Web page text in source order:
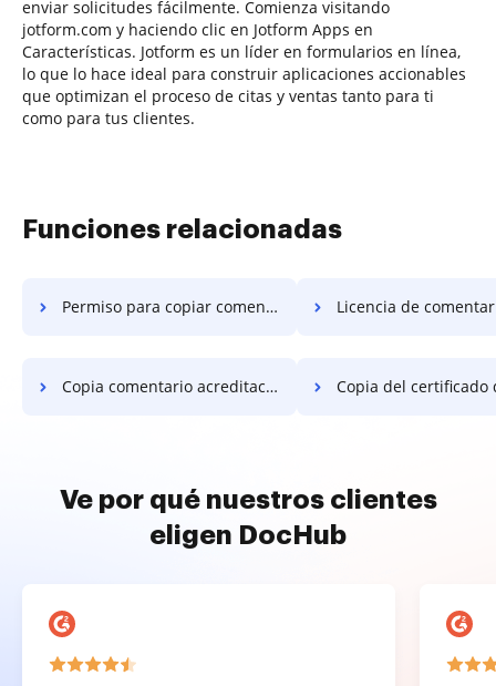
enviar solicitudes fácilmente. Comienza visitando
jotform.com y haciendo clic en Jotform Apps en
Características. Jotform es un líder en formularios en línea,
lo que lo hace ideal para construir aplicaciones accionables
que optimizan el proceso de citas y ventas tanto para ti
como para tus clientes.
Funciones relacionadas
Permiso para copiar comentarios Licencia de comentario
Copia comentario acreditación Copia del certificado de
Ve por qué nuestros clientes
eligen DocHub